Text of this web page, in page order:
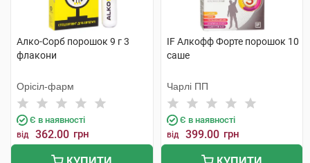
Алко-Сорб порошок 9 г 3
флакони
Орісіл-фарм
Є в наявності
від 362.00 грн
IF Алкофф Форте порошок 10
саше
Чарлі ПП
Є в наявності
від 399.00 грн